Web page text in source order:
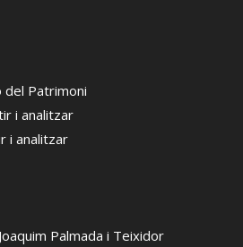
del Patrimoni
i analitzar
i analitzar
Palmada i Teixidor